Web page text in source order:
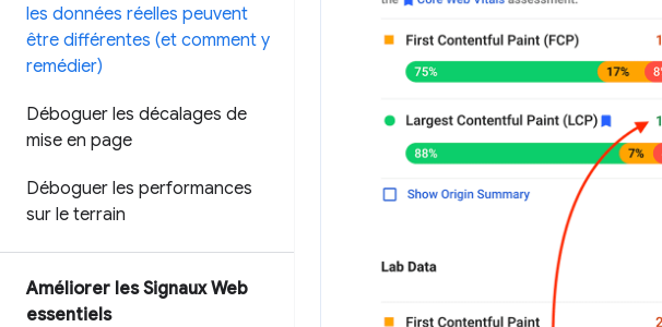
les données réelles peuvent
être différentes (et comment y
remédier)
Déboguer les décalages de
mise en page
Déboguer les performances
sur le terrain
Améliorer les Signaux Web
essentiels